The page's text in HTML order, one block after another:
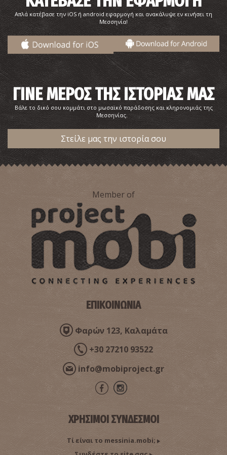
Αμμόλοφοι
ΠΑΡΑΛΙΕΣ ~8.2Km
Παραλία Ρωμανού
~8.8Km
Απλά κατέβασε την iOS ή android εφαρμογή και ανακάλυψε εν κινήσει τη
Μεσσηνία!
ΓΙΝΕ ΜΕΡΟΣ ΤΗΣ ΙΣΤΟΡΙΑΣ ΜΑΣ
Βάλε το δικό σου κομμάτι στο μωσαϊκό παράδοσης και κληρονομιάς της
Μεσσηνίας.
Στείλε μας την ιστορία σου
Member of
ΕΠΙΚΟΙΝΩΝΙΑ
Φαρών 123, Καλαμάτα
+30 27210 93522
info@mobiproject.gr
ΧΡΗΣΙΜΟΙ ΣΥΝΔΕΣΜΟΙ
Τί είναι το messinia.mobi;